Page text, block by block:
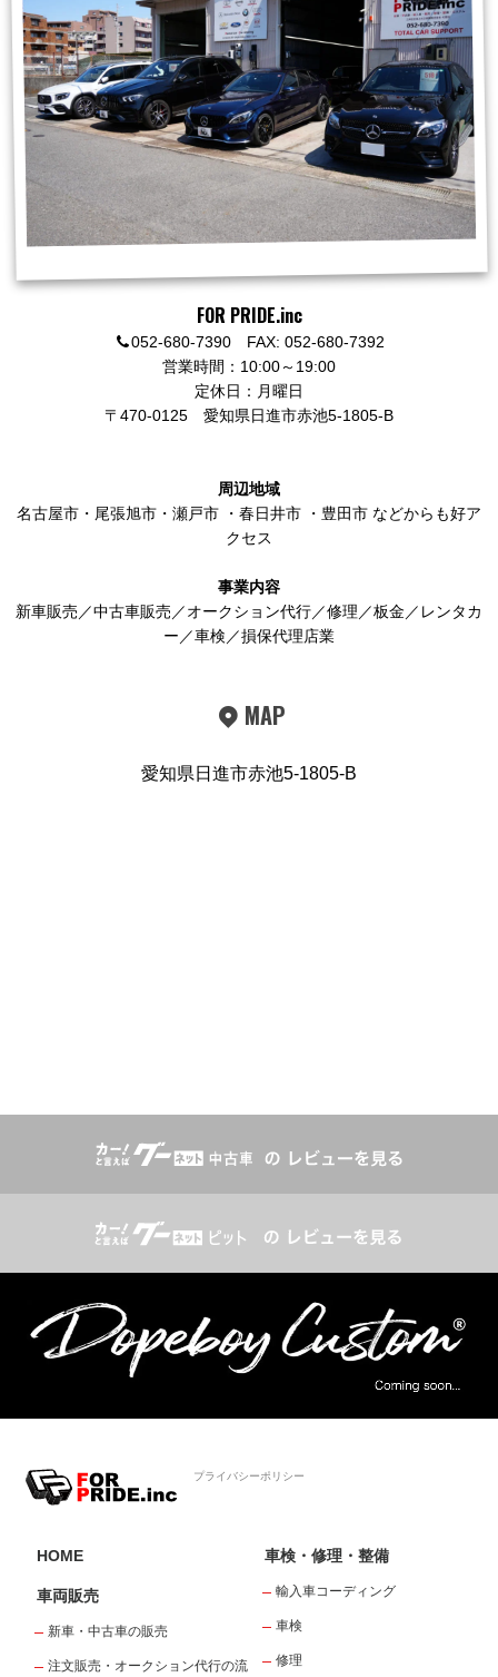
FOR PRIDE.inc
052-680-7390 FAX: 052-680-7392
営業時間：10:00～19:00
定休日：月曜日
〒470-0125 愛知県日進市赤池5-1805-B
周辺地域
名古屋市 ・ 尾張旭市 ・ 瀬戸市 ・ 春日井市 ・ 豊田市 などからも好ア
クセス
事業内容
新車販売／中古車販売／オークション代行／修理／板金／レンタカ
ー／車検／損保代理店業
MAP
愛知県日進市赤池5-1805-B
プライバシーポリシー
HOME
車両販売
新車・中古車の販売
注文販売・オークション代行の流
車検・修理・整備
輸入車コーディング
車検
修理